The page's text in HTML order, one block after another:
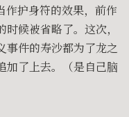
护身符的效果，前作
候被省略了。这次，
事件的寿沙都为了龙之
加了上去。（是自己脑